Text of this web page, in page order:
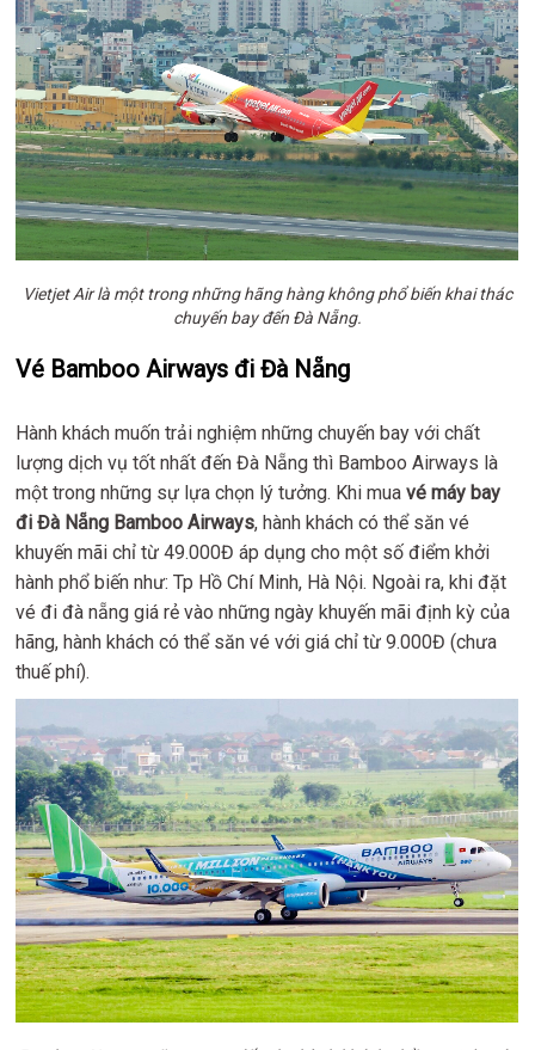
Vietjet Air là một trong những hãng hàng không phổ biến khai thác
chuyến bay đến Đà Nẵng.
Vé Bamboo Airways đi Đà Nẵng
Hành khách muốn trải nghiệm những chuyến bay với chất
lượng dịch vụ tốt nhất đến Đà Nẵng thì Bamboo Airways là
một trong những sự lựa chọn lý tưởng. Khi muavé máy bay
đi Đà Nẵng Bamboo Airways, hành khách có thể săn vé
khuyến mãi chỉ từ 49.000Đ áp dụng cho một số điểm khởi
hành phổ biến như: Tp Hồ Chí Minh, Hà Nội. Ngoài ra, khi đặt
vé đi đà nẵng giá rẻ vào những ngày khuyến mãi định kỳ của
hãng, hành khách có thể săn vé với giá chỉ từ 9.000Đ (chưa
thuế phí).